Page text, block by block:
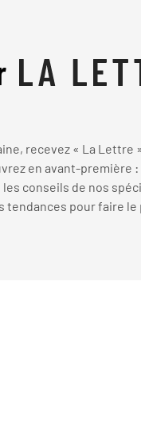
recevez « La Lettre
en avant-première
conseils de nos
tendances pour faire le